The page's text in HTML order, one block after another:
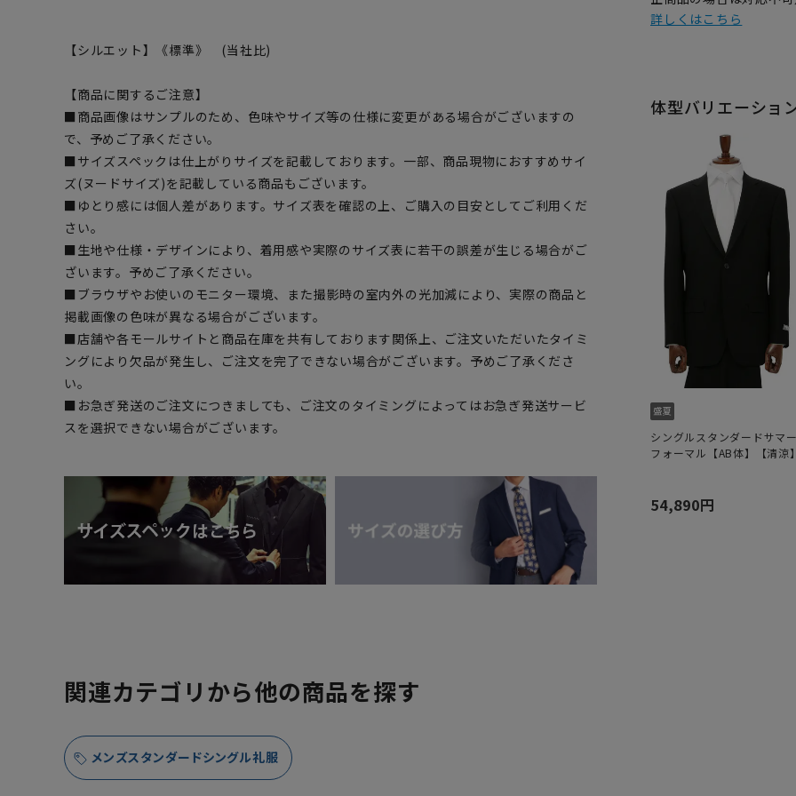
【シルエット】《標準》 (当社比)
【商品に関するご注意】
■商品画像はサンプルのため、色味やサイズ等の仕様に変更がある場合がございますの
で、予めご了承ください。
■サイズスペックは仕上がりサイズを記載しております。一部、商品現物におすすめサイ
ズ(ヌードサイズ)を記載している商品もございます。
■ゆとり感には個人差があります。サイズ表を確認の上、ご購入の目安としてご利用くだ
さい。
■生地や仕様・デザインにより、着用感や実際のサイズ表に若干の誤差が生じる場合がご
ざいます。予めご了承ください。
■ブラウザやお使いのモニター環境、また撮影時の室内外の光加減により、実際の商品と
掲載画像の色味が異なる場合がございます。
■店舗や各モールサイトと商品在庫を共有しております関係上、ご注文いただいたタイミ
ングにより欠品が発生し、ご注文を完了できない場合がございます。予めご了承くださ
い。
■お急ぎ発送のご注文につきましても、ご注文のタイミングによってはお急ぎ発送サービ
スを選択できない場合がございます。
詳しくはこちら
体型バリエーショ
シングルスタンダードサマ
フォーマル【AB体】【清涼
54,890円
関連カテゴリから他の商品を探す
メンズスタンダードシングル礼服